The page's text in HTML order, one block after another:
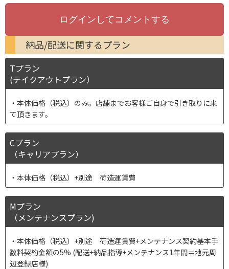
納品/配送に関するプラン
Tプラン
(テイクアウトプラン）
本体価格（税込）のみ。店舗までお客様ご自身で引き取りに来
て頂きます。
Cプラン
（キャリアプラン）
本体価格（税込）+別途 荷造運賃費
Mプラン
（メンテナンスプラン)
本体価格（税込）+別途 荷造運賃費+メンテナンス契約基本手
数料契約金額の5% (配送+納品指導+メンテナンス1年間＝地元周
辺登録店様)